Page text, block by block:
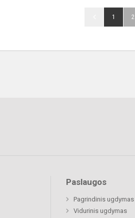
1 2
Paslaugos
Pagrindinis ugdymas
Vidurinis ugdymas